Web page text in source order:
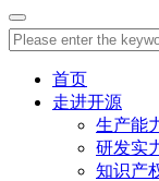
首页
走进开源
生产能
研发实
知识产